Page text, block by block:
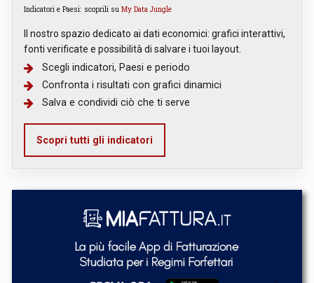
Indicatori e Paesi: scoprili su My Data Jungle
Il nostro spazio dedicato ai dati economici: grafici interattivi,
fonti verificate e possibilità di salvare i tuoi layout.
Scegli indicatori, Paesi e periodo
Confronta i risultati con grafici dinamici
Salva e condividi ciò che ti serve
Scopri tutti gli indicatori